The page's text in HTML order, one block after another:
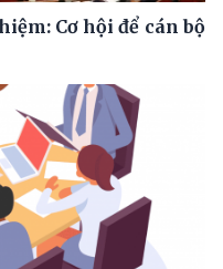
Cơ hội để cán bộ